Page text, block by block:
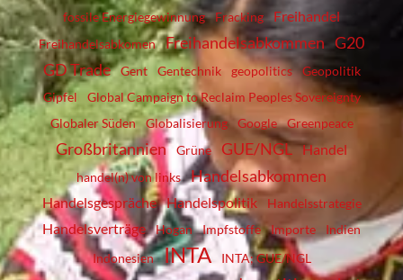
fossile Energiegewinnung Fracking Freihandel
Freihandelsabkomen Freihandelsabkommen G20
GD Trade
Gent Gentechnik geopolitics
Geopolitik
Gipfel
Global Campaign to Reclaim Peoples Sovereignty
Globaler Süden
Globalisierung Google Greenpeace
Großbritannien Grüne GUE/NGL Handel
handel(n) von links Handelsabkommen
Handelsgespräche Handelspolitik Handelsstrategie
Handelsverträge Hogan Impfstoffe Importe
Indien
Indonesien
INTA
INTA; GUE/NGL